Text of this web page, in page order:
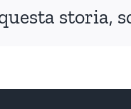
storia,